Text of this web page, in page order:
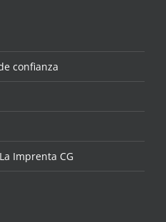
confianza
Imprenta CG